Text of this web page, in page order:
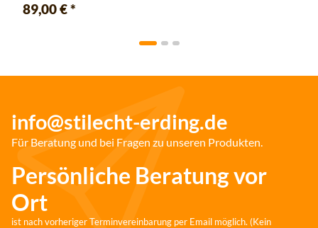
89,00 €*
info@stilecht-erding.de
Für Beratung und bei Fragen zu unseren Produkten.
Persönliche Beratung vor
Ort
ist nach vorheriger Terminvereinbarung per Email möglich. (Kein